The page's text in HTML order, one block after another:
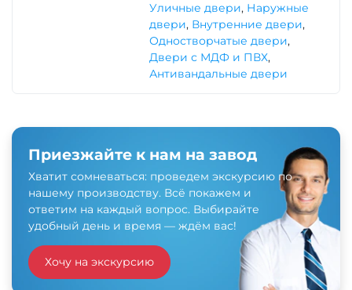
Уличные двери, Наружные
двери, Внутренние двери,
Одностворчатые двери,
Двери с МДФ и ПВХ,
Антивандальные двери
Приезжайте к нам на завод
Хватит сомневаться: проведем экскурсию по
нашему производству. Всё покажем и
ответим на каждый вопрос. Выбирайте
удобный день и время — ждём вас!
Хочу на экскурсию